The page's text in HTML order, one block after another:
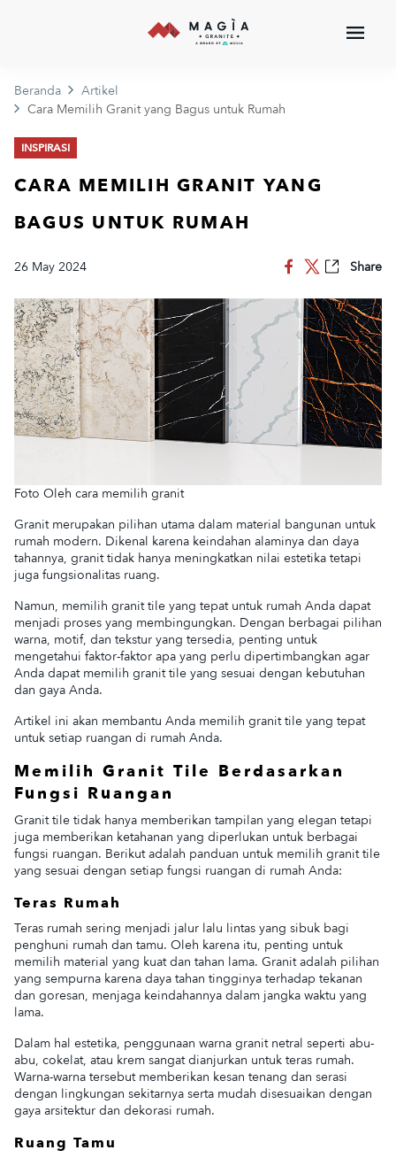
Beranda
Artikel
Cara Memilih Granit yang Bagus untuk Rumah
INSPIRASI
CARA MEMILIH GRANIT YANG
BAGUS UNTUK RUMAH
26 May 2024 Share
Foto Oleh cara memilih granit
Granit merupakan pilihan utama dalam material bangunan untuk
rumah modern. Dikenal karena keindahan alaminya dan daya
tahannya, granit tidak hanya meningkatkan nilai estetika tetapi
juga fungsionalitas ruang.
Namun, memilih granit tile yang tepat untuk rumah Anda dapat
menjadi proses yang membingungkan. Dengan berbagai pilihan
warna, motif, dan tekstur yang tersedia, penting untuk
mengetahui faktor-faktor apa yang perlu dipertimbangkan agar
Anda dapat memilih granit tile yang sesuai dengan kebutuhan
dan gaya Anda.
Artikel ini akan membantu Anda memilih granit tile yang tepat
untuk setiap ruangan di rumah Anda.
Memilih Granit Tile Berdasarkan
Fungsi Ruangan
Granit tile tidak hanya memberikan tampilan yang elegan tetapi
juga memberikan ketahanan yang diperlukan untuk berbagai
fungsi ruangan. Berikut adalah panduan untuk memilih granit tile
yang sesuai dengan setiap fungsi ruangan di rumah Anda:
Teras Rumah
Teras rumah sering menjadi jalur lalu lintas yang sibuk bagi
penghuni rumah dan tamu. Oleh karena itu, penting untuk
memilih material yang kuat dan tahan lama. Granit adalah pilihan
yang sempurna karena daya tahan tingginya terhadap tekanan
dan goresan, menjaga keindahannya dalam jangka waktu yang
lama.
Dalam hal estetika, penggunaan warna granit netral seperti abu-
abu, cokelat, atau krem sangat dianjurkan untuk teras rumah.
Warna-warna tersebut memberikan kesan tenang dan serasi
dengan lingkungan sekitarnya serta mudah disesuaikan dengan
gaya arsitektur dan dekorasi rumah.
Ruang Tamu